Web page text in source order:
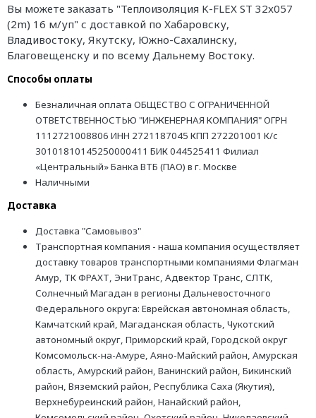
Вы можете заказать "Теплоизоляция K-FLEX ST 32x057
(2m) 16 м/уп" с доставкой по Хабаровску,
Владивостоку, Якутску, Южно-Сахалинску,
Благовещенску и по всему Дальнему Востоку.
Способы оплаты
Безналичная оплата ОБЩЕСТВО С ОГРАНИЧЕННОЙ
ОТВЕТСТВЕННОСТЬЮ "ИНЖЕНЕРНАЯ КОМПАНИЯ" ОГРН
1112721008806 ИНН 2721187045 КПП 272201001 К/с
30101810145250000411 БИК 044525411 Филиал
«Центральный» Банка ВТБ (ПАО) в г. Москве
Наличными
Доставка
Доставка "Самовывоз"
Транспортная компания - наша компания осуществляет
доставку товаров транспортными компаниями Флагман
Амур, ТК ФРАХТ, ЭниТранс, Адвектор Транс, СЛТК,
Солнечный Магадан в регионы Дальневосточного
Федерального округа: Еврейская автономная область,
Камчатский край, Магаданская область, Чукотский
автономный округ, Приморский край, Городской округ
Комсомольск-на-Амуре, Аяно-Майский район, Амурская
область, Амурский район, Ванинский район, Бикинский
район, Вяземский район, Республика Саха (Якутия),
Верхнебуреинский район, Нанайский район,